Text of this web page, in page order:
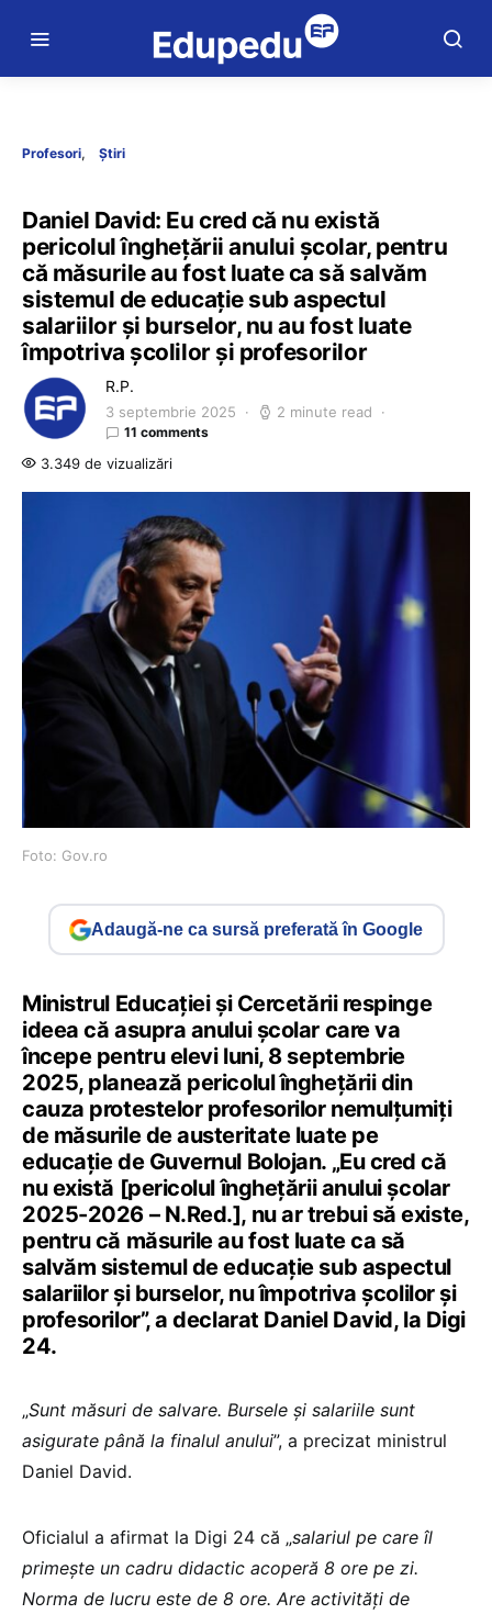
Profesori Știri
Daniel David: Eu cred că nu există
pericolul înghețării anului școlar, pentru
că măsurile au fost luate ca să salvăm
sistemul de educație sub aspectul
salariilor și burselor, nu au fost luate
împotriva școlilor și profesorilor
R.P.
3 septembrie 2025 2 minute read
11 comments
3.349 de vizualizări
Foto: Gov.ro
Adaugă-ne ca sursă preferată în Google
Ministrul Educației și Cercetării respinge
ideea că asupra anului școlar care va
începe pentru elevi luni, 8 septembrie
2025, planează pericolul înghețării din
cauza protestelor profesorilor nemulțumiți
de măsurile de austeritate luate pe
educație de Guvernul Bolojan. „Eu cred că
nu există [pericolul înghețării anului școlar
2025-2026 – N.Red.], nu ar trebui să existe,
pentru că măsurile au fost luate ca să
salvăm sistemul de educație sub aspectul
salariilor și burselor, nu împotriva școlilor și
profesorilor”, a declarat Daniel David, la Digi
24.
„Sunt măsuri de salvare. Bursele și salariile sunt
asigurate până la finalul anului”, a precizat ministrul
Daniel David.
Oficialul a afirmat la Digi 24 că „salariul pe care îl
primește un cadru didactic acoperă 8 ore pe zi.
Norma de lucru este de 8 ore. Are activități de